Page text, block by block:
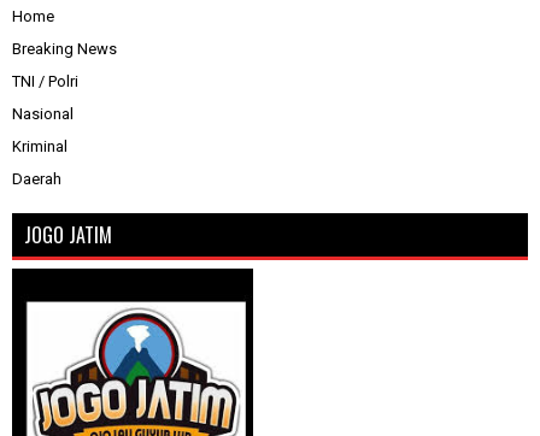
Home
Breaking News
TNI / Polri
Nasional
Kriminal
Daerah
JOGO JATIM